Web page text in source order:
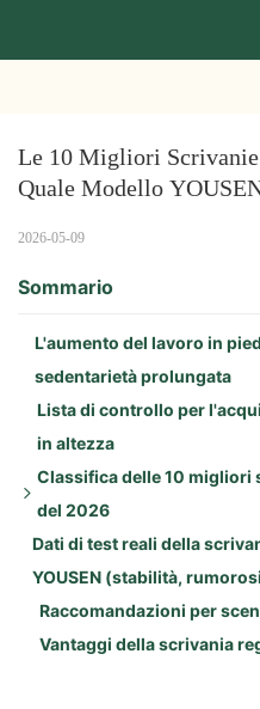
Le 10 Migliori
Quale Modello
2026-05-09
Sommario
L'aumento del lavoro in
sedentarietà prolungata
Lista di controllo per
in altezza
Classifica delle 10 migliori
del 2026
Punti salienti del flagship
Dati di test reali della
YOUSEN (stabilità,
Raccomandazioni per
Vantaggi della scrivania